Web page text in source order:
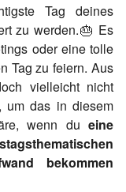
Tag deines
zu werden.🎂 Es
oder eine tolle
Tag zu feiern. Aus
vielleicht nicht
um das in diesem
wenn du eine
bekommen